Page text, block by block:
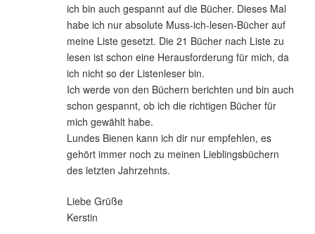
ich bin auch gespannt auf die Bücher. Dieses Mal
habe ich nur absolute Muss-ich-lesen-Bücher auf
meine Liste gesetzt. Die 21 Bücher nach Liste zu
lesen ist schon eine Herausforderung für mich, da
ich nicht so der Listenleser bin.
Ich werde von den Büchern berichten und bin auch
schon gespannt, ob ich die richtigen Bücher für
mich gewählt habe.
Lundes Bienen kann ich dir nur empfehlen, es
gehört immer noch zu meinen Lieblingsbüchern
des letzten Jahrzehnts.
Liebe Grüße
Kerstin